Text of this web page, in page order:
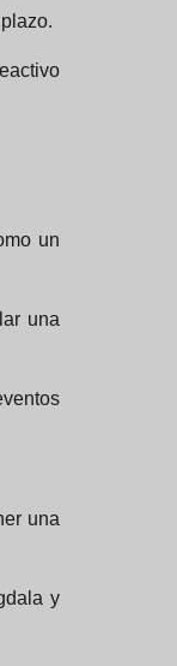
un
una
una
y